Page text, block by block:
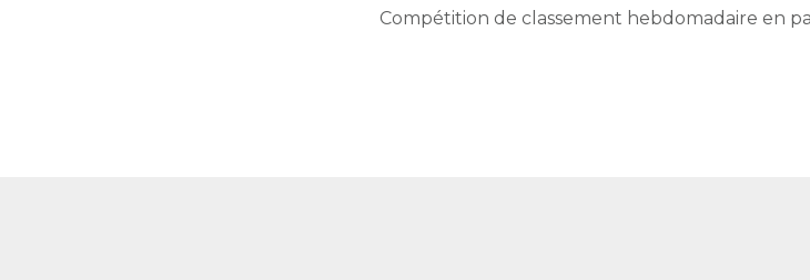
Compétition de classement hebdomadaire en